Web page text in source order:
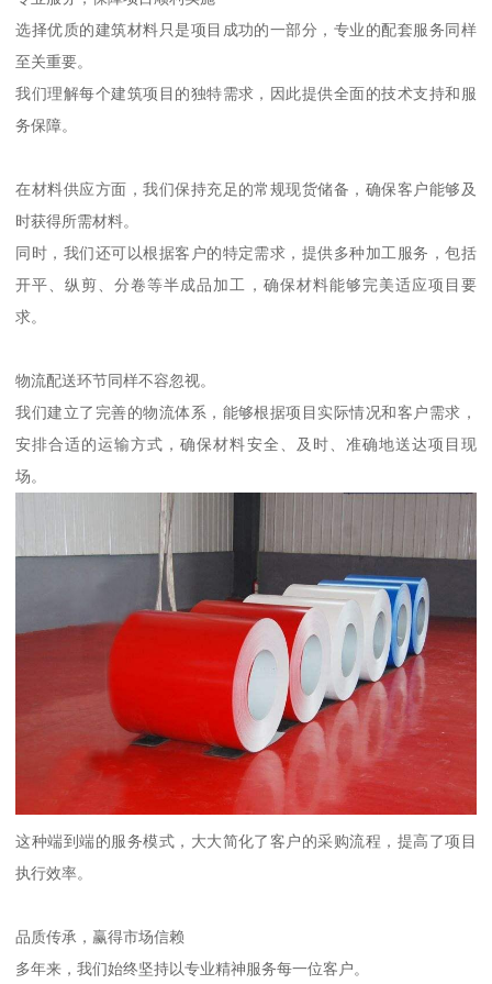
选择优质的建筑材料只是项目成功的一部分，专业的配套服务同样
至关重要。
我们理解每个建筑项目的独特需求，因此提供全面的技术支持和服
务保障。
在材料供应方面，我们保持充足的常规现货储备，确保客户能够及
时获得所需材料。
同时，我们还可以根据客户的特定需求，提供多种加工服务，包括
开平、纵剪、分卷等半成品加工，确保材料能够完美适应项目要
求。
物流配送环节同样不容忽视。
我们建立了完善的物流体系，能够根据项目实际情况和客户需求，
安排合适的运输方式，确保材料安全、及时、准确地送达项目现
场。
这种端到端的服务模式，大大简化了客户的采购流程，提高了项目
执行效率。
品质传承，赢得市场信赖
多年来，我们始终坚持以专业精神服务每一位客户。